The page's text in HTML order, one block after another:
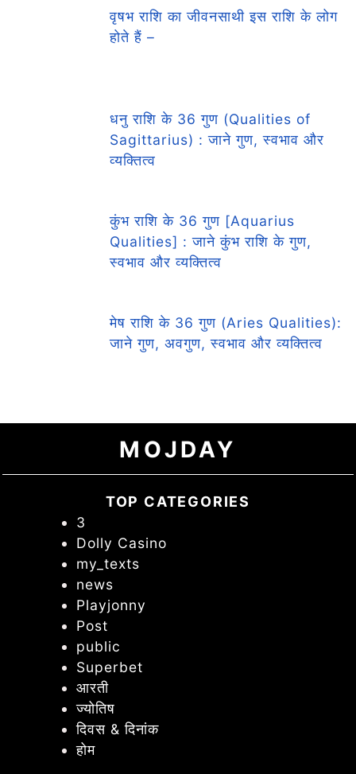
वृषभ राशि का जीवनसाथी इस राशि के लोग
होते हैं –
धनु राशि के 36 गुण (Qualities of
Sagittarius) : जाने गुण, स्वभाव और
व्यक्तित्व
कुंभ राशि के 36 गुण [Aquarius
Qualities] : जाने कुंभ राशि के गुण,
स्वभाव और व्यक्तित्व
मेष राशि के 36 गुण (Aries Qualities):
जाने गुण, अवगुण, स्वभाव और व्यक्तित्व
MOJDAY
TOP CATEGORIES
3
Dolly Casino
my_texts
news
Playjonny
Post
public
Superbet
आरती
ज्योतिष
दिवस & दिनांक
होम